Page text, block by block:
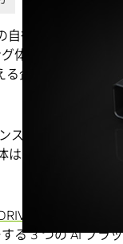
自律動作マシン向
体験のあらゆる側
企業や組織にテ
スン フアン
は 1 年ほど前) の
ソフトウェア
る 3 つの AI プラ